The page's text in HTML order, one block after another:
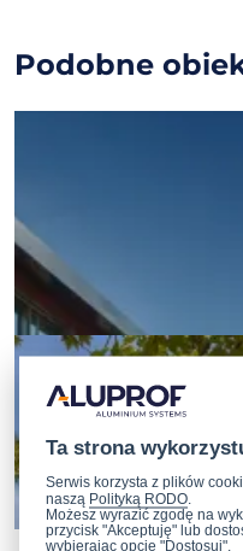
Podobne
Ta strona
Serwis korzysta z plików
naszą Polityką RODO
Możesz wyrazić zgodę na
przycisk "Akceptuję" lub
wybierając opcję "Dostosuj".